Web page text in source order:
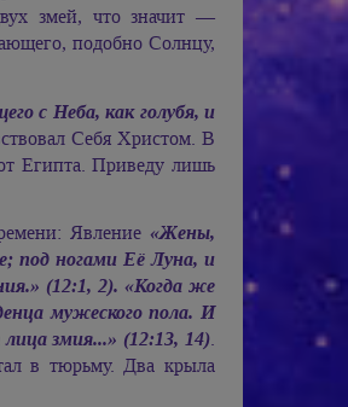
змей, что значит —
подобно Солнцу,
с Неба, как голубя, и
Себя Христом. В
Египта. Приведу лишь
Явление «Жены,
под ногами Её Луна, и
(12:1, 2). «Когда же
мужеского пола. И
змия...» (12:13, 14).
в тюрьму. Два крыла